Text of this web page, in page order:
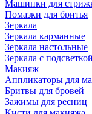
Машинки для
Помазки для бритья
Зеркала
Зеркала карманные
Зеркала настольные
Зеркала с подсветкой
Макияж
Аппликаторы для
Бритвы для бровей
Зажимы для ресниц